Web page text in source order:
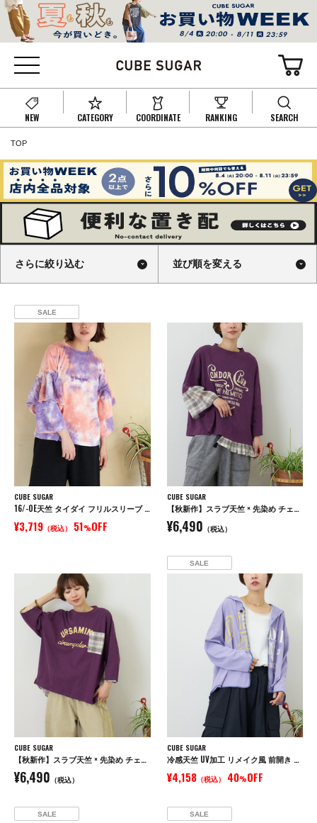
NEW CATEGORY COORDINATE RANKING SEARCH
TOP
さらに絞り込む 並び順を変える
SALE
CUBE SUGAR
16/-OE天竺 タイダイ フリルスリーブ プルオーバー
¥3,719 （税込） 51%OFF
CUBE SUGAR
【秋新作】スラブ天竺 × 先染め チェック 裾フリル リメイク風 プルオーバー Tシャツ
¥6,490 （税込）
CUBE SUGAR
【秋新作】スラブ天竺 × 先染め チェック ポケ付 リメイク風 プルオーバー Tシャツ
¥6,490 （税込）
SALE
CUBE SUGAR
冷感天竺 UV加工 リメイク風 前開き パーカー
¥4,158（税込） 40%OFF
SALE SALE